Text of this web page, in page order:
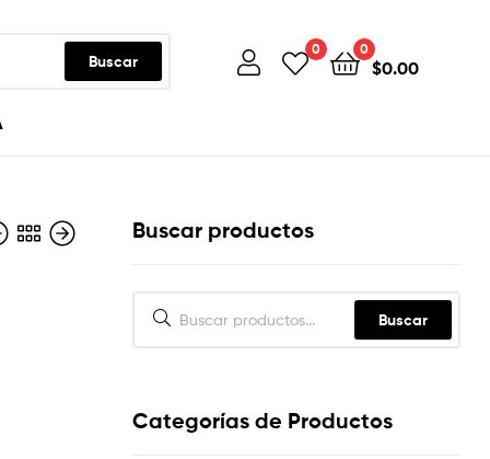
Buscar
0 0
$0.00
Buscar productos
Buscar
Categorías de Productos